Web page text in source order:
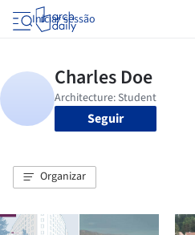
Iniciar sessão
Seguir
Organizar